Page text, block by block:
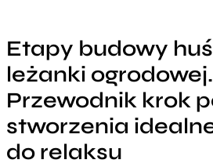
Etapy budowy
leżanki ogrodowej.
Przewodnik krok
stworzenia
do relaksu